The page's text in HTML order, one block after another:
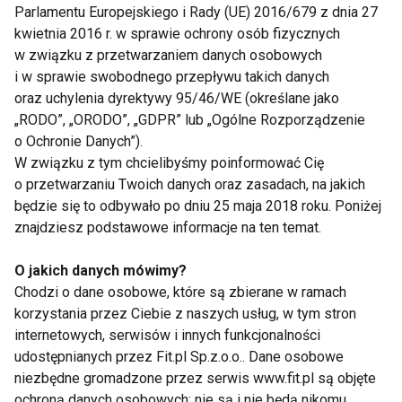
od celu.
4.Faza specjalistyczna (jeśli dotyczy)
W treningu sportowym – skupienie na elementach
specyficznych dla danej dyscypliny. W treningu
prozdrowotnym – kontynuacja budowania
sprawności funkcjonalnej.
5.Regeneracja i adaptacja wtórna
treningowy i osiąga wyższy poziom wydolności.
Ignorowanie tej fazy prowadzi do przetrenowania.
Kluczowe zasady treningu
adaptacyjnego
Parlamentu Europejskiego i Rady (UE) 2016/679 z dnia 27
kwietnia 2016 r. w sprawie ochrony osób fizycznych
w związku z przetwarzaniem danych osobowych
i w sprawie swobodnego przepływu takich danych
oraz uchylenia dyrektywy 95/46/WE (określane jako
„RODO”, „ORODO”, „GDPR” lub „Ogólne Rozporządzenie
o Ochronie Danych”).
W związku z tym chcielibyśmy poinformować Cię
o przetwarzaniu Twoich danych oraz zasadach, na jakich
będzie się to odbywało po dniu 25 maja 2018 roku. Poniżej
znajdziesz podstawowe informacje na ten temat.
O jakich danych mówimy?
Chodzi o dane osobowe, które są zbierane w ramach
korzystania przez Ciebie z naszych usług, w tym stron
internetowych, serwisów i innych funkcjonalności
udostępnianych przez Fit.pl Sp.z.o.o.. Dane osobowe
niezbędne gromadzone przez serwis www.fit.pl są objęte